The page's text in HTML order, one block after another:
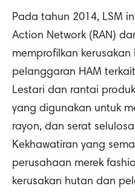
Pada tahun 2014, LSM
Action Network (RAN)
memprofilkan
pelanggaran HAM
Lestari dan rantai
yang digunakan untuk
rayon, dan serat
Kekhawatiran yang
perusahaan merek
kerusakan hutan dan